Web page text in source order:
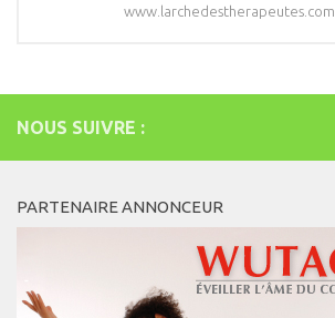
www.larchedestherapeutes.com
NOUS SUIVRE :
PARTENAIRE ANNONCEUR